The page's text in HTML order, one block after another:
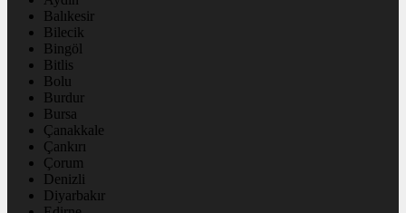
Balıkesir
Bilecik
Bingöl
Bitlis
Bolu
Burdur
Bursa
Çanakkale
Çankırı
Çorum
Denizli
Diyarbakır